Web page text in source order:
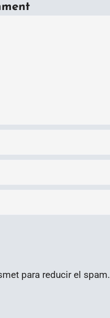
para reducir el spam.